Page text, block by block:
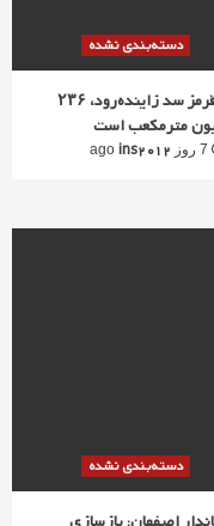
دسته‌بندی نشده
خط قرمز سد زاینده‌رود، ۲۳۶
مترمکعب است
ins2012
دسته‌بندی نشده